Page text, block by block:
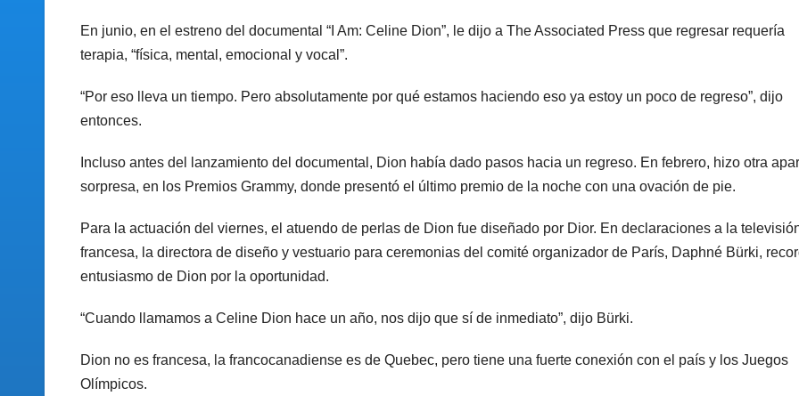
En junio, en el estreno del documental “I Am: Celine Dion”, le dijo a The Associated Press que regresar requería
terapia, “física, mental, emocional y vocal”.
“Por eso lleva un tiempo. Pero absolutamente por qué estamos haciendo eso ya estoy un poco de regreso”, dijo
entonces.
Incluso antes del lanzamiento del documental, Dion había dado pasos hacia un regreso. En febrero, hizo otra
sorpresa, en los Premios Grammy, donde presentó el último premio de la noche con una ovación de pie.
Para la actuación del viernes, el atuendo de perlas de Dion fue diseñado por Dior. En declaraciones a la
francesa, la directora de diseño y vestuario para ceremonias del comité organizador de París, Daphné Bürki,
entusiasmo de Dion por la oportunidad.
“Cuando llamamos a Celine Dion hace un año, nos dijo que sí de inmediato”, dijo Bürki.
Dion no es francesa, la francocanadiense es de Quebec, pero tiene una fuerte conexión con el país y los Juegos
Olímpicos.